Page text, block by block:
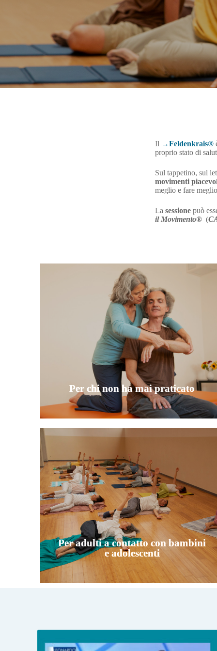
Il Feldenkrais®
proprio stato di
Sul tappetino, sul
movimenti
meglio e fare
La sessionepuò
il Movimento® (
Per chi non ha mai praticato
Per adulti a contatto con bambini
e adolescenti